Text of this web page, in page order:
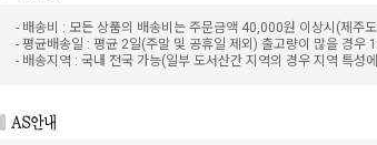
- 배송비 : 모든 상품의 배송비는 주문금액 40,000원 이상시(제주
- 평균배송일 : 평균 2일(주말 및 공휴일 제외) 출고량이 많을 경우
- 배송지역 : 국내 전국 가능(일부 도서산간 지역의 경우 지역 특성